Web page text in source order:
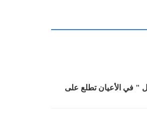
" في الأعيان تطلع على